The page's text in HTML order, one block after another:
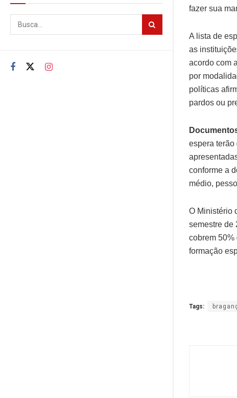
fazer sua
A lista de
as
acordo com
por
políticas
pardos ou
espera terão
conforme a
médio,
O Ministério
semestre de
cobrem
formação
Tags: